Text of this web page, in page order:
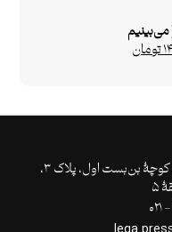
تومان
تهـران،‌ خیابان انقلاب، خیابان خارک، کوچۀ بن‌بست اول، پلاک ۳،